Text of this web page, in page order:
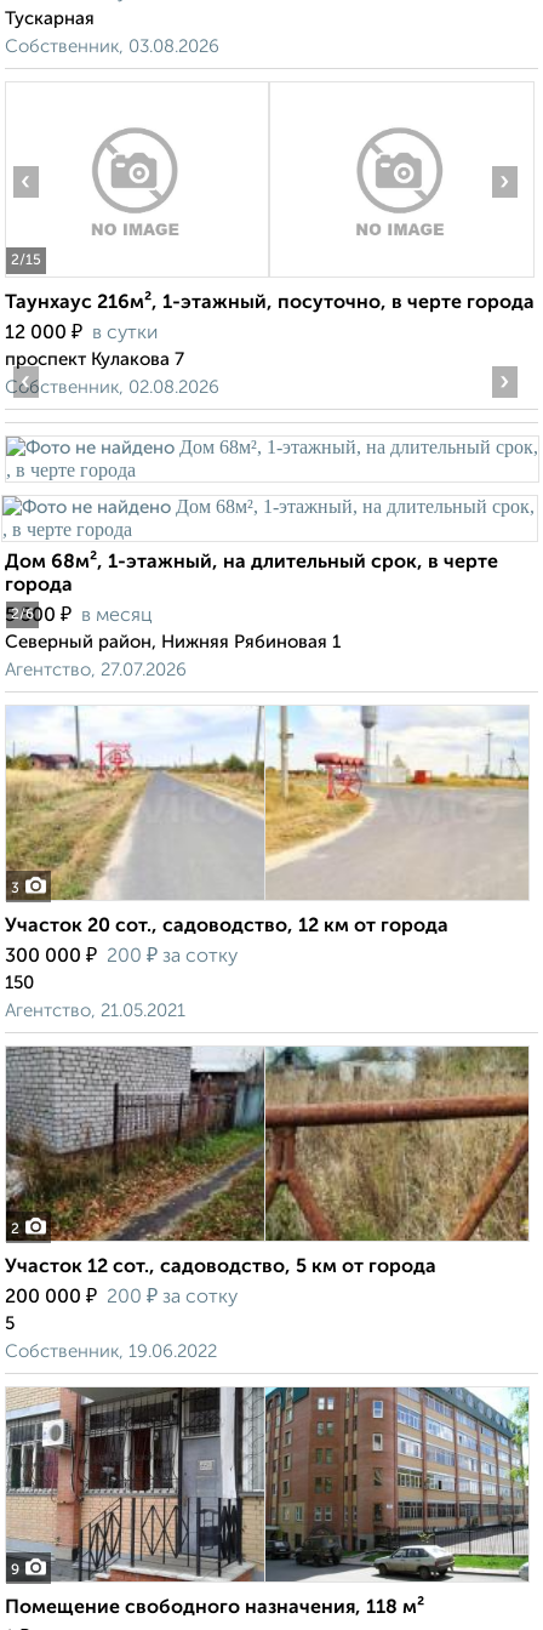
Тускарная
Собственник, 03.08.2026
2/15
‹ ›
Таунхаус 216м², 1-этажный, посуточно, в черте города
12 000 ₽ в сутки
проспект Кулакова 7
Собственник, 02.08.2026
2/6
‹ ›
Дом 68м², 1-этажный, на длительный срок, в черте
города
5 500 ₽ в месяц
Северный район, Нижняя Рябиновая 1
Агентство, 27.07.2026
3
Участок 20 сот., садоводство, 12 км от города
300 000 ₽ 200 ₽ за сотку
150
Агентство, 21.05.2021
2
Участок 12 сот., садоводство, 5 км от города
200 000 ₽ 200 ₽ за сотку
5
Собственник, 19.06.2022
9
Помещение свободного назначения, 118 м²